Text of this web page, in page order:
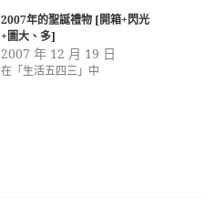
2007年的聖誕禮物 [開箱+閃光
+圖大、多]
2007 年 12 月 19 日
在「生活五四三」中